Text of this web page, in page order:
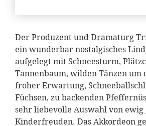
Der Produzent und Dramaturg
ein wunderbar nostalgisches
aufgelegt mit Schneesturm,
Tannenbaum, wilden Tänzen um
froher Erwartung,
Füchsen, zu backenden
sehr liebevolle Auswahl von
Kinderfreuden. Das Akkordeon